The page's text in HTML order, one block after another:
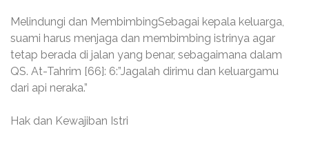
Melindungi dan MembimbingSebagai kepala keluarga,
suami harus menjaga dan membimbing istrinya agar
tetap berada di jalan yang benar, sebagaimana dalam
QS. At-Tahrim [66]: 6:”Jagalah dirimu dan keluargamu
dari api neraka.”
Hak dan Kewajiban Istri